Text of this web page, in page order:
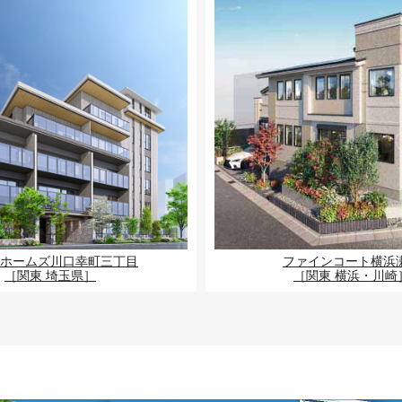
ームズ川口幸町三丁目
［関東 埼玉県］
ファインコート横浜
［関東 横浜・川崎